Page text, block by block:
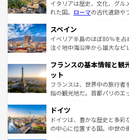
イタリアは歴史、文化、グル
れた国。 ローマの古代遺跡や
ろん、トスカーナの美しい田
景など、自然景観も見逃せな
ピザやパスタなど、絶品のイ
ませてくれるイタリアで、忘
なお、新着のイタリア情報は
しい。
スペイン
イベリア半島のほぼ80％を
注ぐ地中海沿岸から雄大なピ
文化が根付くこの国では、情
れる闘牛、そして美味しいタ
る。首都マドリードの洗練さ
アートに溢れた街角から、地
せる。地方によって風土や気
性で
ンテンツ一覧を参照してほし
フランスの基本情報と観
ット
フランスは、世界中の旅行者
指の観光地だ。首都パリのエ
で、幅広い魅力が詰まってい
聖堂、美しいビーチ、そし
から魅了する。また、フラン
ドイツ
ドイツは、豊かな歴史と多
の中心に位置する国。中世の